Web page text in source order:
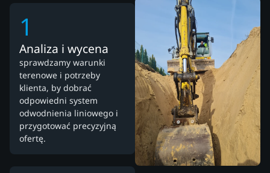
1
Analiza i wycena
sprawdzamy warunki
terenowe i potrzeby
klienta, by dobrać
odpowiedni system
odwodnienia liniowego i
przygotować precyzyjną
ofertę.